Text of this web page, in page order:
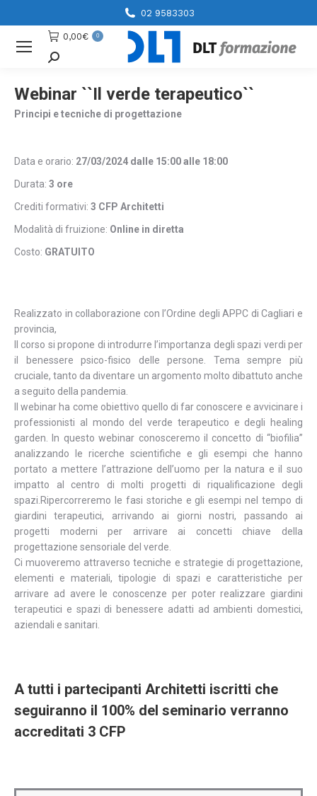
02 9583303
0,00€ 0
Cerca
Webinar ``Il verde terapeutico``
Principi e tecniche di progettazione
Data e orario: 27/03/2024 dalle 15:00 alle 18:00
Durata: 3 ore
Crediti formativi: 3 CFP Architetti
Modalità di fruizione: Online in diretta
Costo: GRATUITO
Realizzato in collaborazione con l’Ordine degli APPC di Cagliari e
provincia,
Il corso si propone di introdurre l’importanza degli spazi verdi per
il benessere psico-fisico delle persone. Tema sempre più
cruciale, tanto da diventare un argomento molto dibattuto anche
a seguito della pandemia.
Il webinar ha come obiettivo quello di far conoscere e avvicinare i
professionisti al mondo del verde terapeutico e degli healing
garden. In questo webinar conosceremo il concetto di “biofilia”
analizzando le ricerche scientifiche e gli esempi che hanno
portato a mettere l’attrazione dell’uomo per la natura e il suo
impatto al centro di molti progetti di riqualificazione degli
spazi.Ripercorreremo le fasi storiche e gli esempi nel tempo di
giardini terapeutici, arrivando ai giorni nostri, passando ai
progetti moderni per arrivare ai concetti chiave della
progettazione sensoriale del verde.
Ci muoveremo attraverso tecniche e strategie di progettazione,
elementi e materiali, tipologie di spazi e caratteristiche per
arrivare ad avere le conoscenze per poter realizzare giardini
terapeutici e spazi di benessere adatti ad ambienti domestici,
aziendali e sanitari.
A tutti i partecipanti Architetti iscritti che
seguiranno il 100% del seminario verranno
accreditati 3 CFP